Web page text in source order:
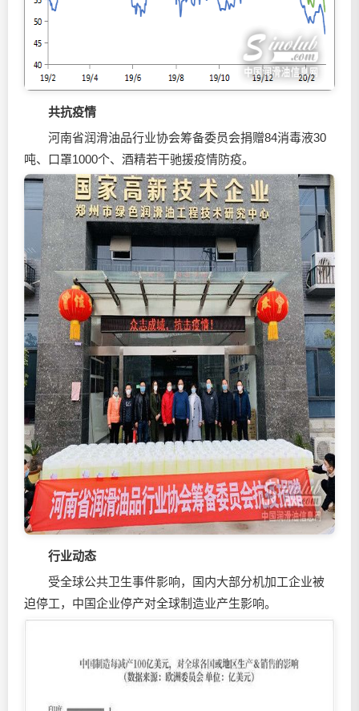
共抗疫情
河南省润滑油品行业协会筹备委员会捐赠84消毒液30
吨、口罩1000个、酒精若干驰援疫情防疫。
行业动态
受全球公共卫生事件影响，国内大部分机加工企业被
迫停工，中国企业停产对全球制造业产生影响。